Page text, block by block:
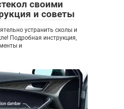
своими
и советы
устранить сколы и
Подробная инструкция,
и